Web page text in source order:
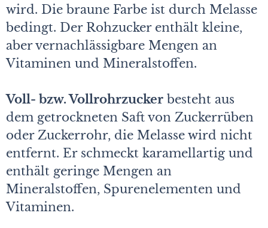
wird. Die braune Farbe ist durch Melasse
bedingt. Der Rohzucker enthält kleine,
aber vernachlässigbare Mengen an
Vitaminen und Mineralstoffen.
Voll- bzw. Vollrohrzucker besteht aus
dem getrockneten Saft von Zuckerrüben
oder Zuckerrohr, die Melasse wird nicht
entfernt. Er schmeckt karamellartig und
enthält geringe Mengen an
Mineralstoffen, Spurenelementen und
Vitaminen.